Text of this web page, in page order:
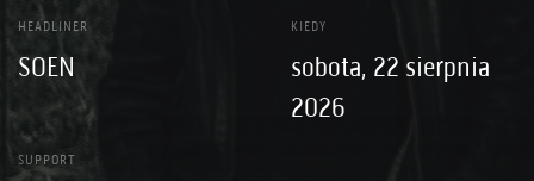
HEADLINER
SOEN
KIEDY
sobota, 22 sierpnia
2026
SUPPORT